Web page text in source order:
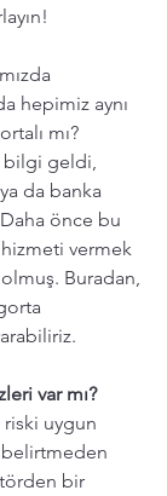
hepimiz aynı
mı?
geldi,
da banka
önce bu
vermek
Buradan,
var mı?
uygun
bir